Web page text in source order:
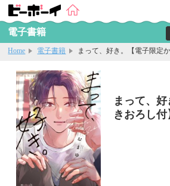
電子書籍
Home 電子書籍 まって、好き。【電子限定
まって、
きおろし付